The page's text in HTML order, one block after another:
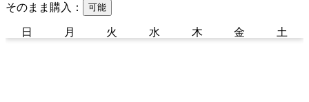
そのまま購入： 可能
日 月 火 水 木 金 土